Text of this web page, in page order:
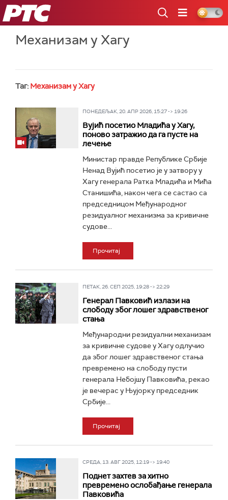
РТС
Механизам у Хагу
Таг: Механизам у Хагу
ПОНЕДЕЉАК, 20. АПР 2026, 15:27 -> 19:26
Вујић посетио Младића у Хагу,
поново затражио да га пусте на
лечење
Министар правде Републике Србије
Ненад Вујић посетио је у затвору у
Хагу генерала Ратка Младића и Мића
Станишића, након чега се састао са
председницом Међународног
резидуалног механизма за кривичне
судове...
Прочитај
ПЕТАК, 26. СЕП 2025, 19:28 -> 22:29
Генерал Павковић излази на
слободу због лошег здравственог
стања
Међународни резидуални механизам
за кривичне судове у Хагу одлучио
да због лошег здравственог стања
превремено на слободу пусти
генерала Небојшу Павковића, рекао
је вечерас у Њујорку председник
Србије...
Прочитај
СРЕДА, 13. АВГ 2025, 12:19 -> 19:40
Поднет захтев за хитно
превремено ослобађање генерала
Павковића